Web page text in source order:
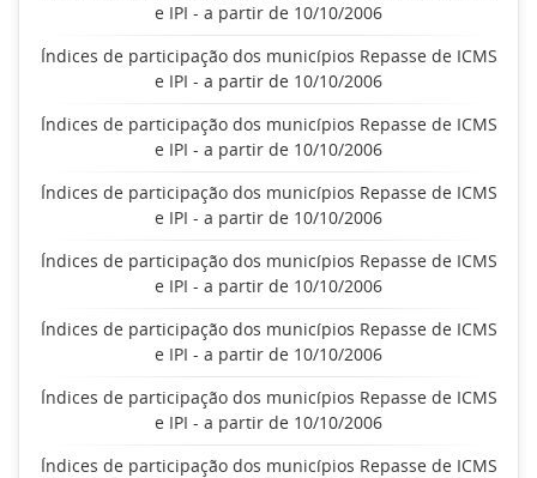
e IPI - a partir de 10/10/2006
Índices de participação dos municípios Repasse de ICMS
e IPI - a partir de 10/10/2006
Índices de participação dos municípios Repasse de ICMS
e IPI - a partir de 10/10/2006
Índices de participação dos municípios Repasse de ICMS
e IPI - a partir de 10/10/2006
Índices de participação dos municípios Repasse de ICMS
e IPI - a partir de 10/10/2006
Índices de participação dos municípios Repasse de ICMS
e IPI - a partir de 10/10/2006
Índices de participação dos municípios Repasse de ICMS
e IPI - a partir de 10/10/2006
Índices de participação dos municípios Repasse de ICMS